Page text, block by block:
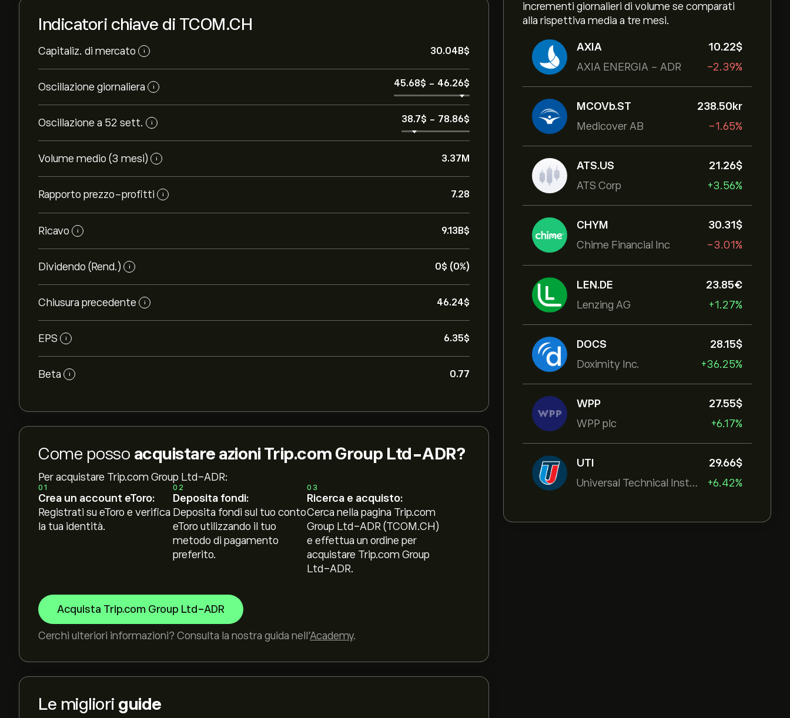
incrementi giornalieri di volume se comparati
alla rispettiva media a tre mesi.
AXIA
AXIA ENERGIA - ADR
10.22‎$‎
-2.39%
MCOVb.ST
Medicover AB
238.50‎kr‎
-1.65%
ATS.US
ATS Corp
21.26‎$‎
+3.56%
CHYM
Chime Financial Inc
30.31‎$‎
-3.01%
LEN.DE
Lenzing AG
23.85‎€‎
+1.27%
DOCS
Doximity Inc.
28.15‎$‎
+36.25%
WPP
WPP plc
27.55‎$‎
+6.17%
UTI
Universal Technical Institut
29.66‎$‎
+6.42%
Indicatori chiave di TCOM.CH
Capitaliz. di mercato i 30.04B‎$‎
Oscillazione giornaliera i 45.68‎$‎ - 46.26‎$‎
Oscillazione a 52 sett. i 38.7‎$‎ - 78.86‎$‎
Volume medio (3 mesi) i 3.37M
Rapporto prezzo-profitti i 7.28
Ricavo i 9.13B‎$‎
Dividendo (Rend.) i 0‎$‎ (0%)
Chiusura precedente i 46.24‎$‎
EPS i 6.35‎$‎
Beta i 0.77
Come posso acquistare azioni Trip.com Group Ltd-ADR?
Per acquistare Trip.com Group Ltd-ADR:
01
Crea un account eToro:
Registrati su eToro e verifica
la tua identità.
02
Deposita fondi:
Deposita fondi sul tuo conto
eToro utilizzando il tuo
metodo di pagamento
preferito.
03
Ricerca e acquisto:
Cerca nella pagina Trip.com
Group Ltd-ADR (TCOM.CH)
e effettua un ordine per
acquistare Trip.com Group
Ltd-ADR.
Acquista Trip.com Group Ltd-ADR
Cerchi ulteriori informazioni? Consulta la nostra guida nell’Academy.
Le migliori guide